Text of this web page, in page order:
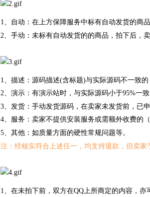
1、自动：在上方保障服务中标有自动发货的商
2、手动：未标有自动发货的的商品，拍下后，
1、描述：源码描述(含标题)与实际源码不一致
2、演示：有演示站时，与实际源码小于95%一
3、发货：手动发货源码，在卖家未发货前，已申
4、服务：卖家不提供安装服务或需额外收费的
5、其他：如质量方面的硬性常规问题等。
注：经核实符合上述任一，均支持退款，但卖
1、在未拍下前，双方在QQ上所商定的内容，